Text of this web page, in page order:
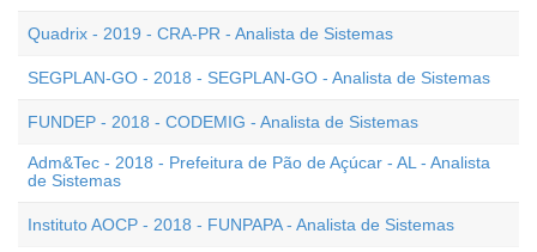
Quadrix - 2019 - CRA-PR - Analista de Sistemas
SEGPLAN-GO - 2018 - SEGPLAN-GO - Analista de Sistemas
FUNDEP - 2018 - CODEMIG - Analista de Sistemas
Adm&Tec - 2018 - Prefeitura de Pão de Açúcar - AL - Analista
de Sistemas
Instituto AOCP - 2018 - FUNPAPA - Analista de Sistemas